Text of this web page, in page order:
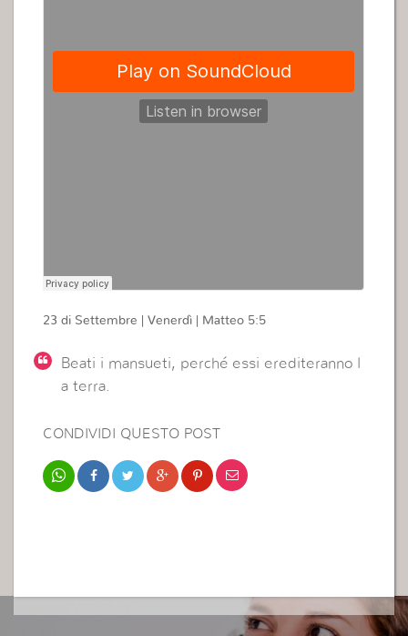
23 di Settembre | Venerdì | Matteo 5:5
Beati i mansueti, perché essi erediteranno l
a terra.
CONDIVIDI QUESTO POST